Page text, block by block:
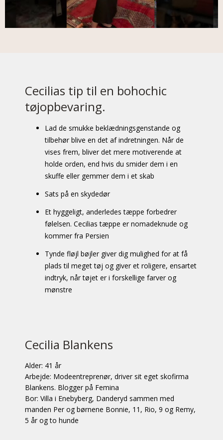
Cecilias tip til en bohochic
tøjopbevaring.
Lad de smukke beklædningsgenstande og
tilbehør blive en det af indretningen. Når de
vises frem, bliver det mere motiverende at
holde orden, end hvis du smider dem i en
skuffe eller gemmer dem i et skab
Sats på en skydedør
Et hyggeligt, anderledes tæppe forbedrer
følelsen. Cecilias tæppe er nomadeknude og
kommer fra Persien
Tynde fløjl bøjler giver dig mulighed for at få
plads til meget tøj og giver et roligere, ensartet
indtryk, når tøjet er i forskellige farver og
mønstre
Cecilia Blankens
Alder: 41 år
Arbejde: Modeentreprenør, driver sit eget skofirma
Blankens. Blogger på Femina
Bor: Villa i Enebyberg, Danderyd sammen med
manden Per og børnene Bonnie, 11, Rio, 9 og Remy,
5 år og to hunde